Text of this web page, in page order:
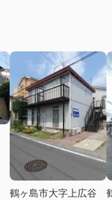
鶴ヶ島市大字上広谷